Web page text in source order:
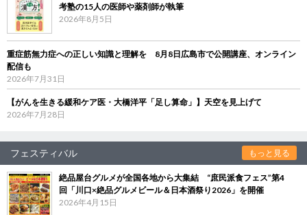
考塾の15人の医師や薬剤師が執筆
2026年8月5日
重症筋無力症への正しい知識と理解を 8月8日広島市で公開講座、オンライン
配信も
2026年7月31日
【がんを生きる緩和ケア医・大橋洋平「足し算命」】天空を見上げて
2026年7月28日
フェスティバル もっと見る
絶品屋台グルメが全国各地から大集結 “庶民派食フェス”第4
回「川口×絶品グルメビール＆日本酒祭り2026」を開催
2026年4月15日